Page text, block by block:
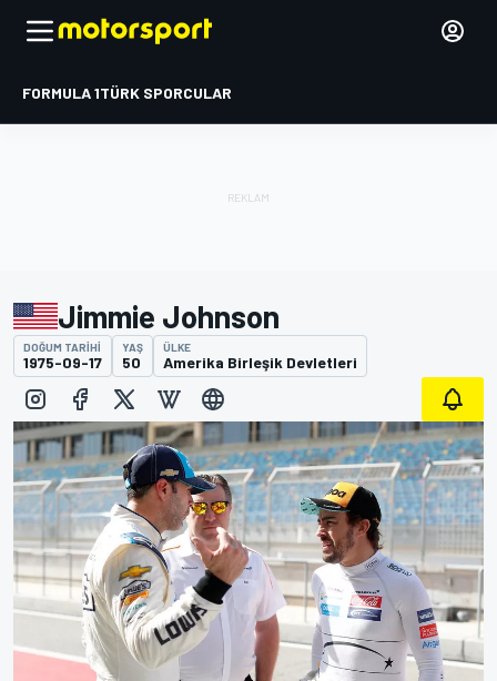
FORMULA 1TÜRK SPORCULAR
Jimmie Johnson
DOĞUM TARIHI
1975-09-17
YAŞ
50
ÜLKE
Amerika Birleşik Devletleri